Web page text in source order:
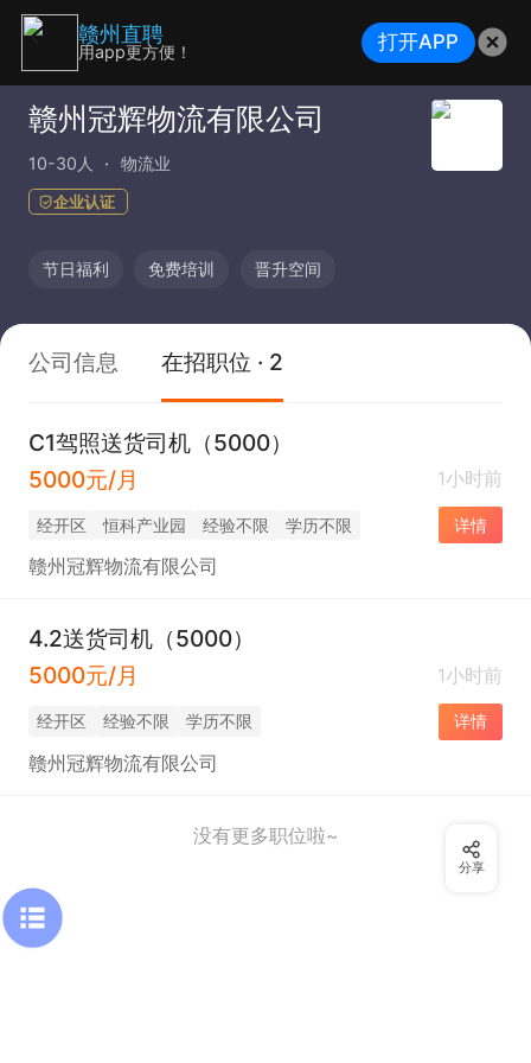
赣州冠辉物流有限公司
10-30人 物流业
企业认证
节日福利 免费培训 晋升空间
公司信息 在招职位 · 2
C1驾照送货司机（5000）
5000元/月
1小时前
经开区 恒科产业园 经验不限 学历不限 详情
赣州冠辉物流有限公司
4.2送货司机（5000）
5000元/月
1小时前
经开区 经验不限 学历不限 详情
赣州冠辉物流有限公司
没有更多职位啦~
分享
赣州直聘
用app更方便！ 打开APP